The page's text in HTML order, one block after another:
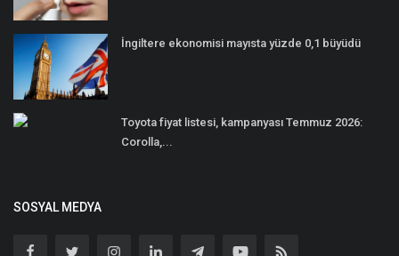
İngiltere ekonomisi mayısta yüzde 0,1 büyüdü
Toyota fiyat listesi, kampanyası Temmuz 2026:
Corolla,...
SOSYAL MEDYA